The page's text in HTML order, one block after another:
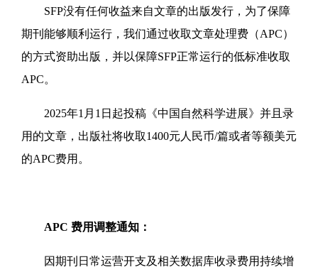
SFP没有任何收益来自文章的出版发行，为了保障
期刊能够顺利运行，我们通过收取文章处理费（APC）
的方式资助出版，并以保障SFP正常运行的低标准收取
APC。
2025年1月1日起投稿《中国自然科学进展》并且录
用的文章，出版社将收取1400元 人民币/篇或者等额美元
的APC费用。
APC 费用调整通知：
因期刊日常运营开支及相关数据库收录费用持续增